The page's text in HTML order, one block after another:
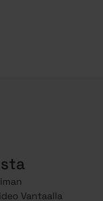
Vantaalla